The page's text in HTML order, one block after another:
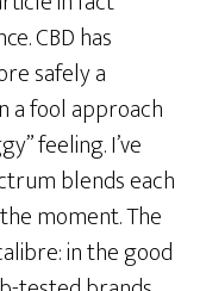
CBD has
safely a
a fool approach
feeling. I’ve
blends each
moment. The
in the good